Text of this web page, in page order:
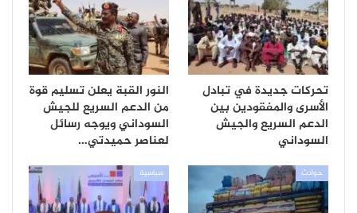
تحركات جديدة في تبادل
الأسرى والمفقودين بين
الدعم السريع والجيش
السوداني
النور القبة يعلن تسليم قوة
من الدعم السريع للجيش
السوداني ويوجه رسائل
لعناصر حميدتي…
حوادث سياسية